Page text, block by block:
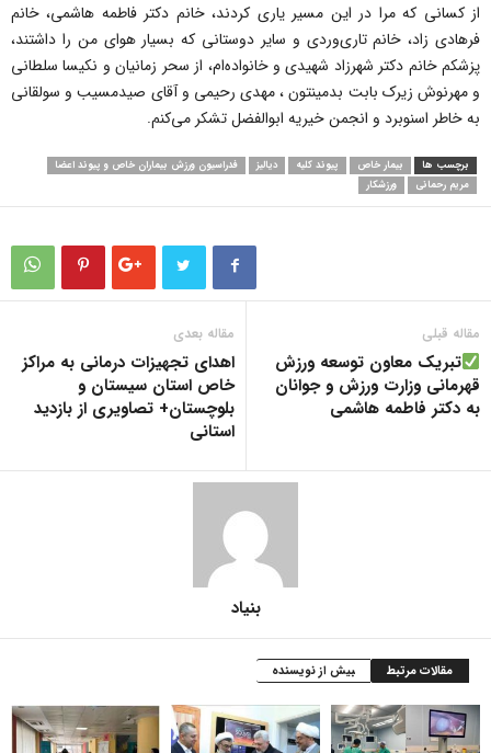
از‌ کسانی که مرا در این مسیر یاری کردند، خانم دکتر فاطمه هاشمی‌، خانم
فرهادی زاد، خانم تاری‌وردی و سایر دوستانی که بسیار هوای من را داشتند،
پزشکم خانم دکتر شهرزاد شهیدی‌ و خانواده‌ام، از سحر زمانیان و‌ نکیسا سلطانی
و مهرنوش زیرک بابت بدمینتون ، مهدی رحیمی و آقای صیدمسیب و سولقانی
به خاطر اسنوبرد و انجمن خیریه ابوالفضل تشکر می‌‌کنم.
برچسب ها بیمار خاص پیوند کلیه دیالیز
فدراسیون ورزش بیماران خاص و پیوند اعضا
مریم رحمانی
ورزشکار
مقاله قبلی
تبریک معاون توسعه ورزش
قهرمانی وزارت ورزش و جوانان
به دکتر فاطمه هاشمی
مقاله بعدی
اهدای تجهیزات درمانی به مراکز
خاص استان سیستان و
بلوچستان+ تصاویری از بازدید
استانی
بنیاد
مقالات مرتبط بیش از نویسنده